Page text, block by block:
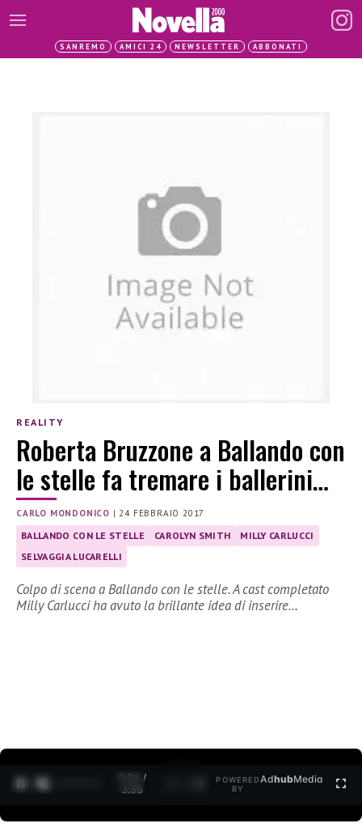
SANREMO AMICI 24 NEWSLETTER ABBONATI
REALITY
Roberta Bruzzone a Ballando con
le stelle fa tremare i ballerini…
CARLO MONDONICO |24 FEBBRAIO 2017
BALLANDO CON LE STELLE CAROLYN SMITH
MILLY CARLUCCI
SELVAGGIA LUCARELLI
Colpo di scena a Ballando con le stelle. A cast completato
Milly Carlucci ha avuto la brillante idea di inserire…
0:26 /
3:35
POWERED
BY
AdhubMedia